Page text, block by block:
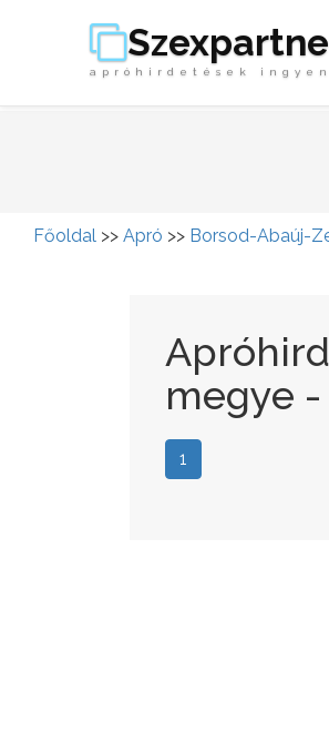
apróhirdetések ingyen
Főoldal >> Apró >> Borsod-Abaúj-
megye
1